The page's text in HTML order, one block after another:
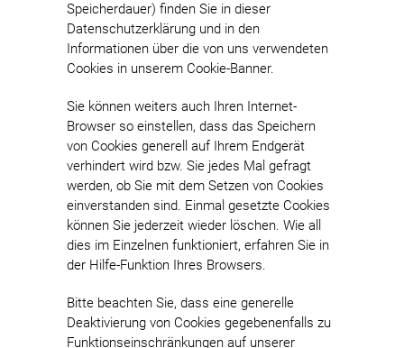
Speicherdauer) finden Sie in dieser
Datenschutzerklärung und in den
Informationen über die von uns verwendeten
Cookies in unserem Cookie-Banner.
Sie können weiters auch Ihren Internet-
Browser so einstellen, dass das Speichern
von Cookies generell auf Ihrem Endgerät
verhindert wird bzw. Sie jedes Mal gefragt
werden, ob Sie mit dem Setzen von Cookies
einverstanden sind. Einmal gesetzte Cookies
können Sie jederzeit wieder löschen. Wie all
dies im Einzelnen funktioniert, erfahren Sie in
der Hilfe-Funktion Ihres Browsers.
Bitte beachten Sie, dass eine generelle
Deaktivierung von Cookies gegebenenfalls zu
Funktionseinschränkungen auf unserer